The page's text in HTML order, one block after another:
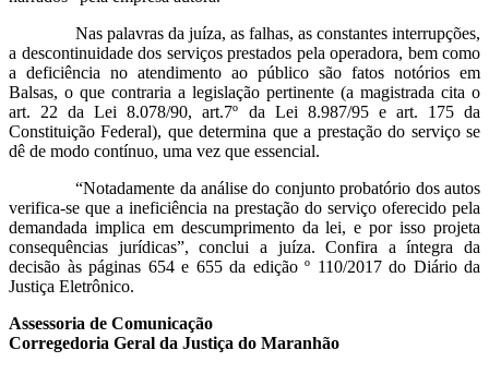
Nas palavras da juíza, as falhas, as constantes interrupções,
a descontinuidade dos serviços prestados pela operadora, bem como
a deficiência no atendimento ao público são fatos notórios em
Balsas, o que contraria a legislação pertinente (a magistrada cita o
art. 22 da Lei 8.078/90, art.7º da Lei 8.987/95 e art. 175 da
Constituição Federal), que determina que a prestação do serviço se
dê de modo contínuo, uma vez que essencial.
“Notadamente da análise do conjunto probatório dos autos
verifica-se que a ineficiência na prestação do serviço oferecido pela
demandada implica em descumprimento da lei, e por isso projeta
consequências jurídicas”, conclui a juíza. Confira a íntegra da
decisão às páginas 654 e 655 da edição º 110/2017 do Diário da
Justiça Eletrônico.
Assessoria de Comunicação
Corregedoria Geral da Justiça do Maranhão